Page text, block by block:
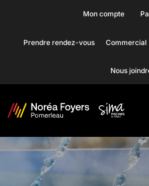
content
Mon compte
Prendre rendez-vous Commercial
Nous